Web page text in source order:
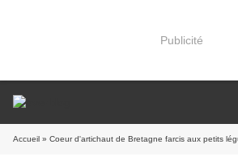
Publicité
Accueil » Coeur d'artichaut de Bretagne farcis aux petits